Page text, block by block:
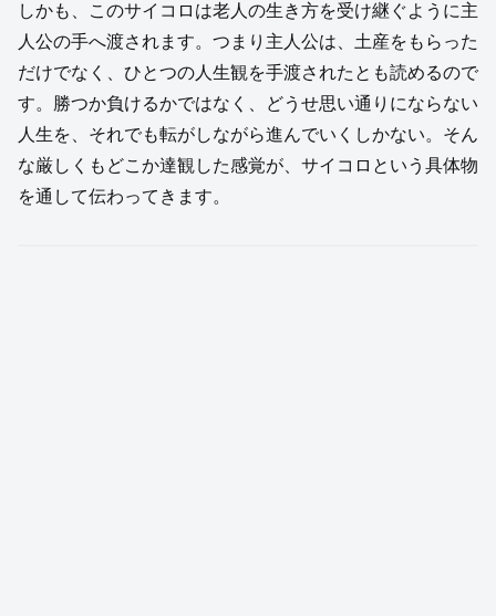
しかも、このサイコロは老人の生き方を受け継ぐように主
人公の手へ渡されます。つまり主人公は、土産をもらった
だけでなく、ひとつの人生観を手渡されたとも読めるので
す。勝つか負けるかではなく、どうせ思い通りにならない
人生を、それでも転がしながら進んでいくしかない。そん
な厳しくもどこか達観した感覚が、サイコロという具体物
を通して伝わってきます。